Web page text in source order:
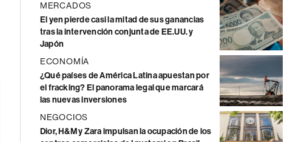
MERCADOS
El yen pierde casi la mitad de sus ganancias
tras la intervención conjunta de EE.UU. y
Japón
ECONOMÍA
¿Qué países de América Latina apuestan por
el fracking? El panorama legal que marcará
las nuevas inversiones
NEGOCIOS
Dior, H&M y Zara impulsan la ocupación de los